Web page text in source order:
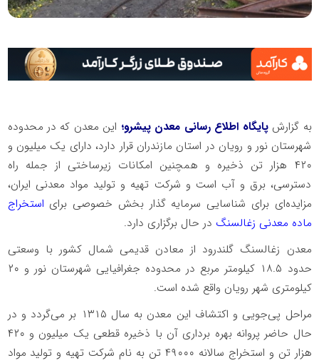
به گزارش پایگاه اطلاع رسانی معدن پیشرو؛ این معدن که در محدوده
شهرستان نور و رویان در استان مازندران قرار دارد، دارای یک میلیون و
۴۲۰ هزار تن ذخیره و همچنین امکانات زیرساختی از جمله راه
دسترسی، برق و آب است و شرکت تهیه و تولید مواد معدنی ایران،
مزایده‌ای برای شناسایی سرمایه گذار بخش خصوصی برای استخراج
ماده معدنی زغالسنگ در حال برگزاری دارد.
معدن زغالسنگ گلندرود از معادن قدیمی شمال کشور با وسعتی
حدود ۱۸.۵ کیلومتر مربع در محدوده جغرافیایی شهرستان نور و ۲۰
کیلومتری شهر رویان واقع شده است.
مراحل پی‌جویی و اکتشاف این معدن به سال ۱۳۱۵ بر می‌گردد و در
حال حاضر پروانه بهره برداری آن با ذخیره قطعی یک میلیون و ۴۲۰
هزار تن و استخراج سالانه ۴۹۰۰۰ تن به نام شرکت تهیه و تولید مواد